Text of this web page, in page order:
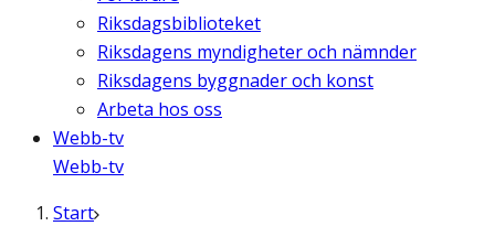
Riksdagsbiblioteket
Riksdagens myndigheter och nämnder
Riksdagens byggnader och konst
Arbeta hos oss
Webb-tv
Webb-tv
Start